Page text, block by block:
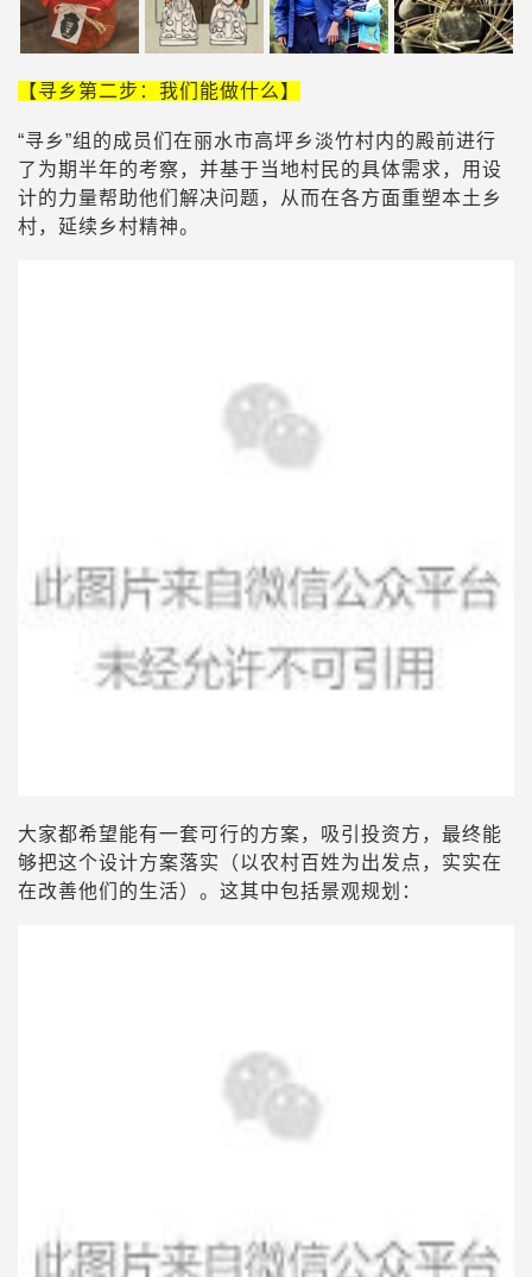
【寻乡第二步：我们能做什么】
“寻乡”组的成员们在丽水市高坪乡淡竹村内的殿前进行
了为期半年的考察，并基于当地村民的具体需求，用设
计的力量帮助他们解决问题，从而在各方面重塑本土乡
村，延续乡村精神。
大家都希望能有一套可行的方案，吸引投资方，最终能
够把这个设计方案落实（以农村百姓为出发点，实实在
在改善他们的生活）。 这其中包括景观规划：